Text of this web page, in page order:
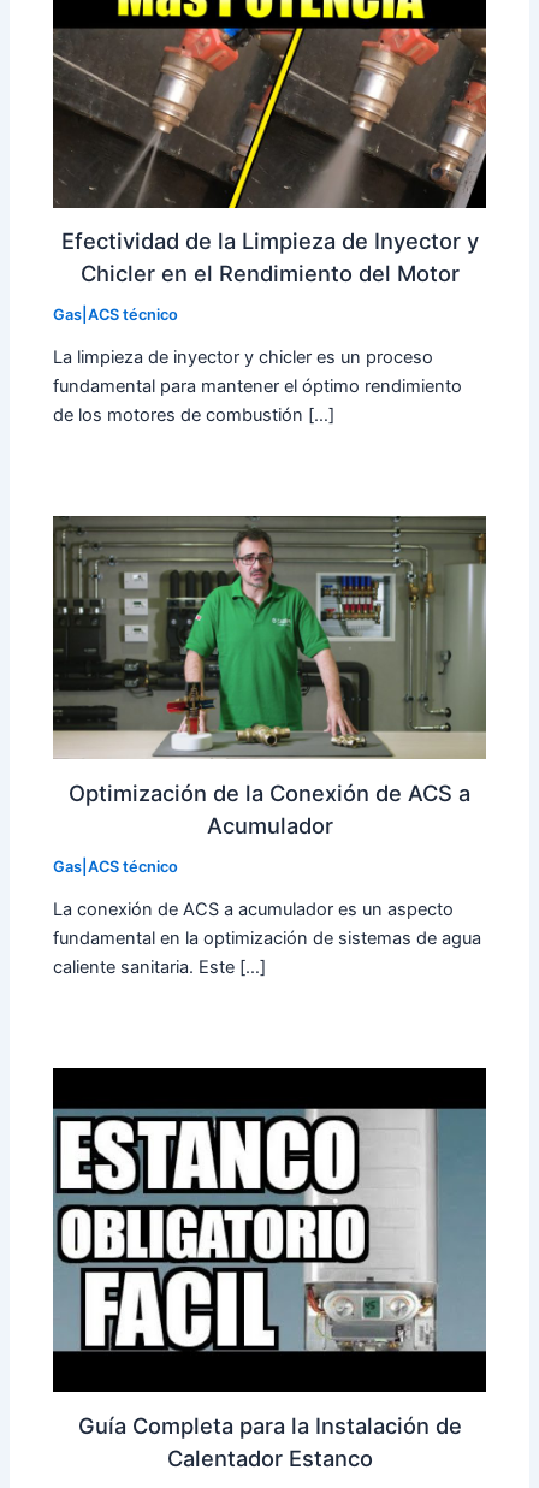
Efectividad de la Limpieza de Inyector y
Chicler en el Rendimiento del Motor
Gas|ACS técnico
La limpieza de inyector y chicler es un proceso
fundamental para mantener el óptimo rendimiento
de los motores de combustión […]
Optimización de la Conexión de ACS a
Acumulador
Gas|ACS técnico
La conexión de ACS a acumulador es un aspecto
fundamental en la optimización de sistemas de agua
caliente sanitaria. Este […]
Guía Completa para la Instalación de
Calentador Estanco